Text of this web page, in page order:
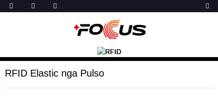
RFID Elastic nga Pulso